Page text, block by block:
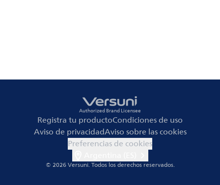
Authorized Brand Licensee
Registra tu productoCondiciones de uso
Aviso de privacidadAviso sobre las cookies
Preferencias de cookies
© 2026 Versuni.Todos los derechos reservados.